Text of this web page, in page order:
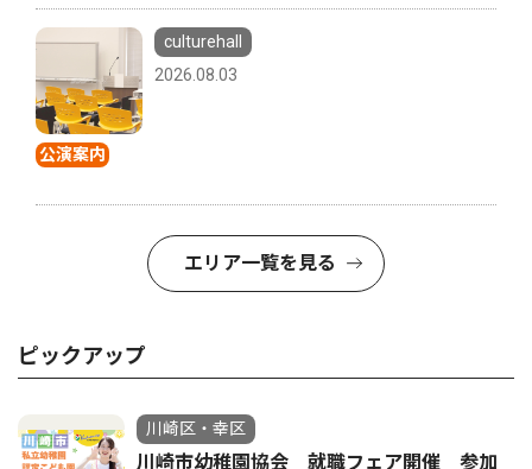
公演案内
culturehall
2026.08.03
エリア一覧を見る
ピックアップ
川崎区・幸区
川崎市幼稚園協会 就職フェア開催 参加